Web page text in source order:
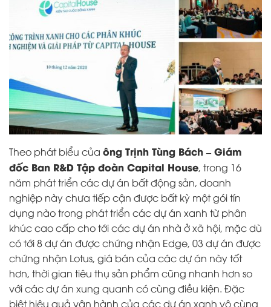
Theo phát biểu của ông Trịnh Tùng Bách – Giám
đốc Ban R&D Tập đoàn Capital House, trong 16
năm phát triển các dự án bất động sản, doanh
nghiệp này chưa tiếp cận được bất kỳ một gói tín
dụng nào trong phát triển các dự án xanh từ phân
khúc cao cấp cho tới các dự án nhà ở xã hội, mặc dù
có tới 8 dự án được chứng nhận Edge, 03 dự án được
chứng nhận Lotus, giá bán của các dự án này tốt
hơn, thời gian tiêu thụ sản phẩm cũng nhanh hơn so
với các dự án xung quanh có cùng điều kiện. Đặc
biệt hiệu quả vận hành của các dự án xanh vô cùng